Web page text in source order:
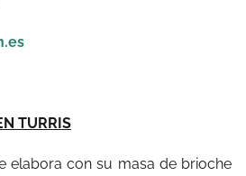
TURRIS
elabora con su masa de brioche